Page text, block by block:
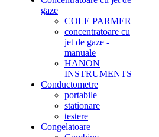
gaze
COLE PARMER
concentratoare cu
jet de gaze -
manuale
HANON
INSTRUMENTS
Conductometre
portabile
stationare
testere
Congelatoare